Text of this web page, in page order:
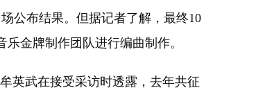
公布结果。但据记者了解，最终10
金牌制作团队进行编曲制作。
英武在接受采访时透露，去年共征